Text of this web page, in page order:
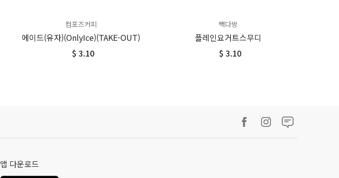
컴포즈커피
에이드(유자)(OnlyIce)(TAKE-OUT)
$ 3.10
빽다방
플레인요거트스무디
$ 3.10
앱 다운로드